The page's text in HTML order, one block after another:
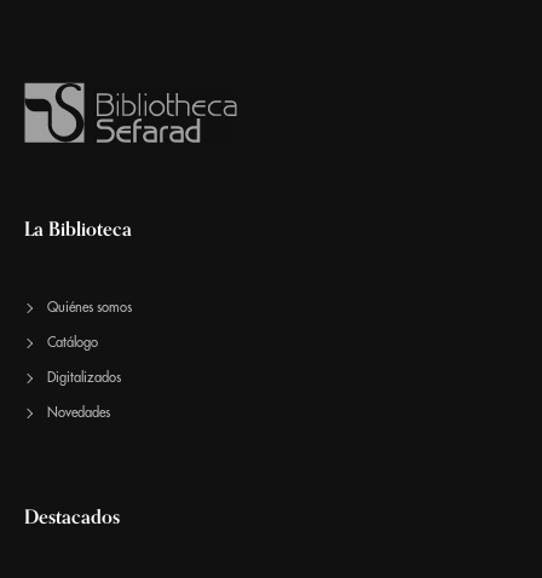
La Biblioteca
Quiénes somos
Catálogo
Digitalizados
Novedades
Destacados